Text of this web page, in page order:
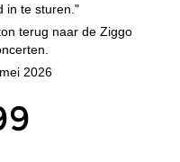
in te sturen."
terug naar de Ziggo
2026